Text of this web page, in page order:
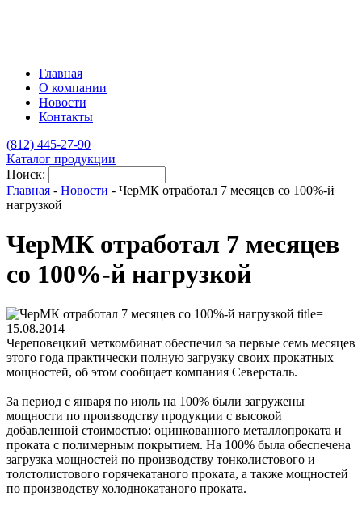
Главная
О компании
Новости
Контакты
(812) 445-27-90
Каталог продукции
Поиск:
Главная - Новости - ЧерМК отработал 7 месяцев со 100%-й
нагрузкой
ЧерМК отработал 7 месяцев
со 100%-й нагрузкой
15.08.2014
Череповецкий меткомбинат обеспечил за первые семь месяцев
этого года практически полную загрузку своих прокатных
мощностей, об этом сообщает компания Северсталь.
За период с января по июль на 100% были загружены
мощности по производству продукции с высокой
добавленной стоимостью: оцинкованного металлопроката и
проката с полимерным покрытием. На 100% была обеспечена
загрузка мощностей по производству тонколистового и
толстолистового горячекатаного проката, а также мощностей
по производству холоднокатаного проката.